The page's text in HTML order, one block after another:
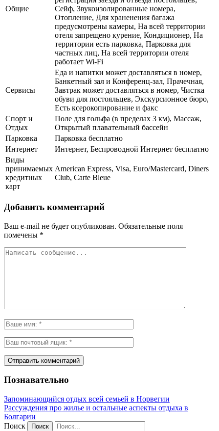
Общие
Сейф, Звукоизолированные номера,
Отопление, Для храненения багажа
предусмотрены камеры, На всей территории
отеля запрещено курение, Кондиционер, На
территории есть парковка, Парковка для
частных лиц, На всей территории отеля
работает Wi-Fi
Сервисы
Еда и напитки может доставляться в номер,
Банкетный зал и Конференц-зал, Прачечная,
Завтрак может доставляться в номер, Чистка
обуви для постояльцев, Экскурсионное бюро,
Есть ксерокопирование и факс
Спорт и
Отдых
Поле для гольфа (в пределах 3 км), Массаж,
Открытый плавательный бассейн
Парковка
Парковка бесплатно
Интернет
Интернет, Беспроводной Интернет бесплатно
Виды
принимаемых
кредитных
карт
American Express, Visa, Euro/Mastercard, Diners
Club, Carte Bleue
Добавить комментарий
Ваш e-mail не будет опубликован. Обязательные поля
помечены *
Познавательно
Запоминающийся отдых всей семьей в Норвегии
Рассуждения про жилье и остальные аспекты отдыха в
Болгарии
Поиск